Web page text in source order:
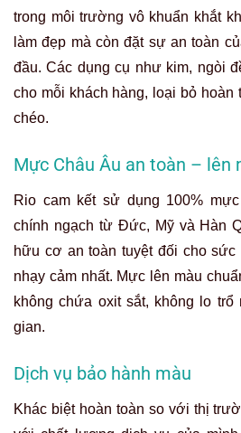
trong môi trường vô khuẩn khắt
làm đẹp mà còn đặt sự an toàn
đầu. Các dụng cụ như kim, ngòi
cho mỗi khách hàng, loại bỏ hoàn
chéo.
Mực Châu Âu an toàn – lên
Rio cam kết sử dụng 100%
chính ngạch từ Đức, Mỹ và Hàn
hữu cơ an toàn tuyệt đối cho
nhạy cảm nhất. Mực lên màu
không chứa oxit sắt, không lo trổ
gian.
Dịch vụ bảo hành màu
Khác biệt hoàn toàn so với thị